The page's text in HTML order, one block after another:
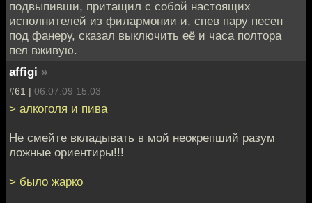
подвыпивши, притащил с собой настоящих
исполнителей из филармонии и, спев пару песен
под фанеру, сказал выключить её и часа полтора
пел вживую.
affigi »
#61 | 06.07.09 15:03
> алкоголя и пива
Не смейте вкладывать в мой неокрепший разум
ложные ориентиры!!!
> было жарко